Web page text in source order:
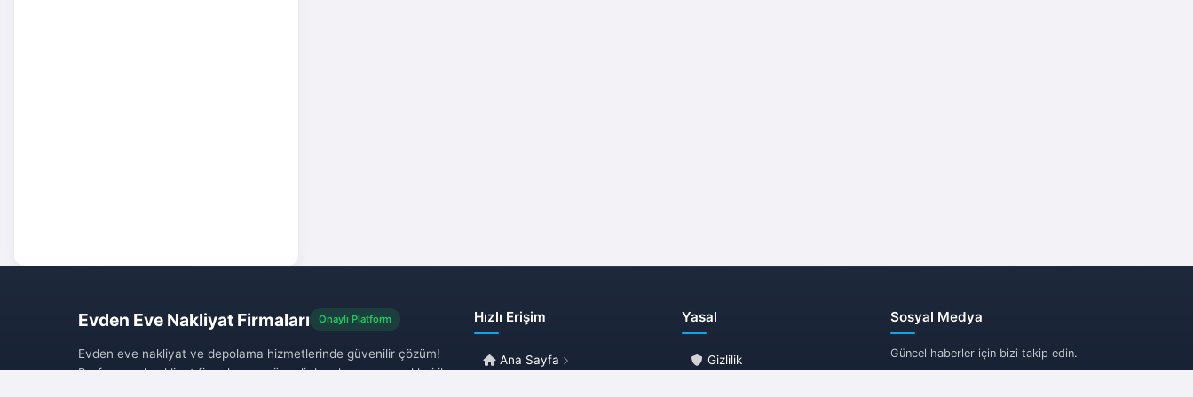
Evden Eve Nakliyat Firmaları Onaylı Platform
Evden eve nakliyat ve depolama hizmetlerinde güvenilir çözüm!
Profesyonel nakliyat firmaları ve güvenli depolama seçenekleri ile
Hızlı Erişim
Ana Sayfa
Yasal
Gizlilik
Sosyal Medya
Güncel haberler için bizi takip edin.